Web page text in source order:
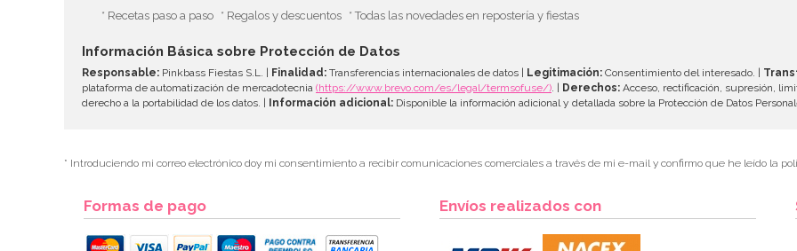
* Recetas paso a paso * Regalos y descuentos * Todas las novedades en repostería y fiestas
Información Básica sobre Protección de Datos
Responsable: Pinkbass Fiestas S.L. | Finalidad: Transferencias internacionales de datos | Legitimación: Consentimiento del interesado. |
plataforma de automatización de mercadotecnia (https://www.brevo.com/es/legal/termsofuse/) . | Derechos: Acceso, rectificación, supresión,
derecho a la portabilidad de los datos. | Información adicional: Disponible la información adicional y detallada sobre la Protección de Datos
* Introduciendo mi correo electrónico doy mi consentimiento a recibir comunicaciones comerciales a través de mi e-mail y confirmo que he leído la
Formas de pago Envíos realizados con